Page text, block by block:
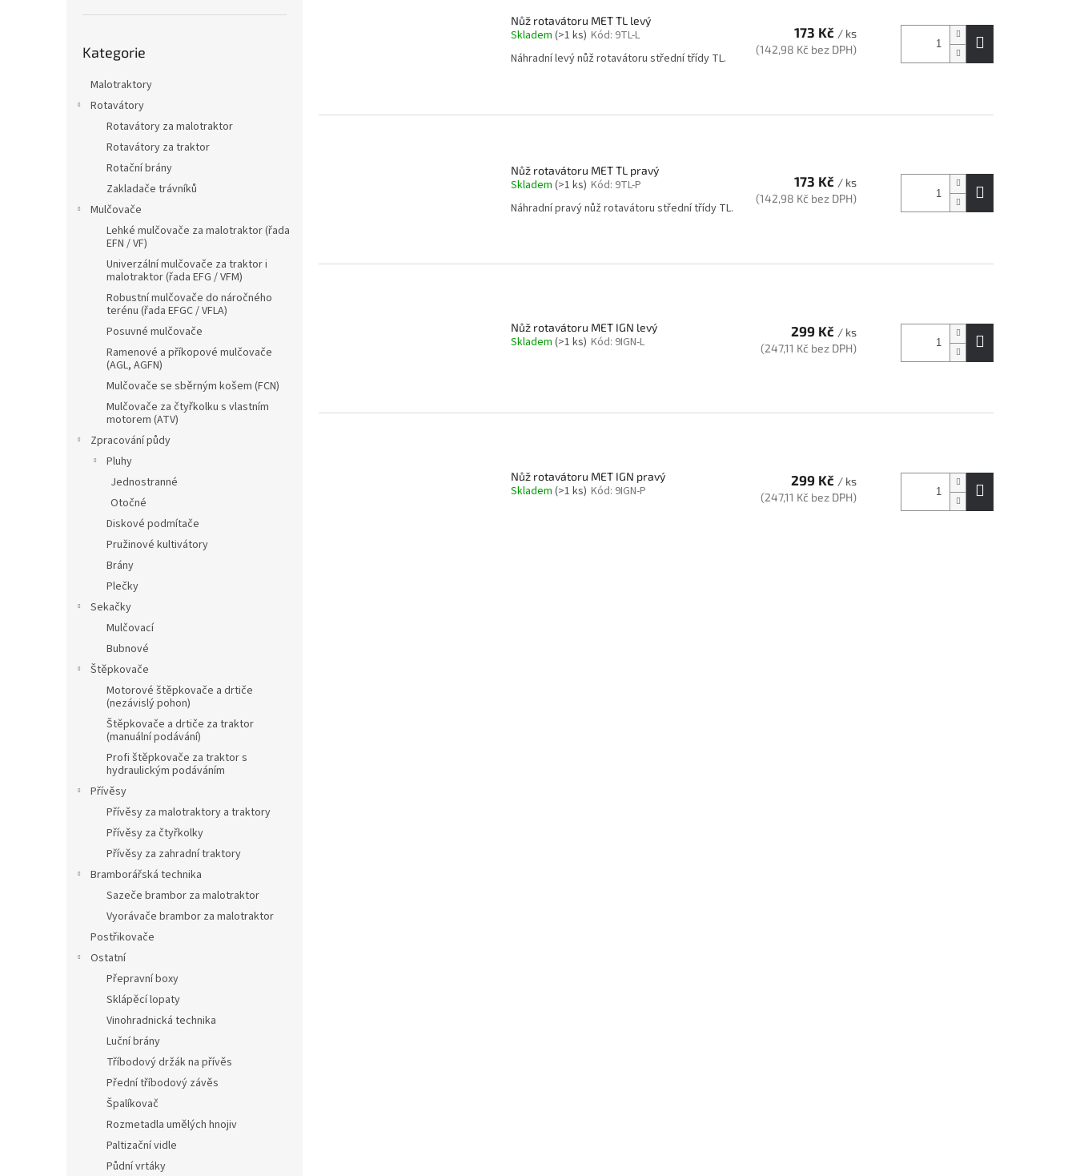
kategorie
Kategorie
Malotraktory
Rotavátory
Rotavátory za malotraktor
Rotavátory za traktor
Rotační brány
Zakladače trávníků
Mulčovače
Lehké mulčovače za malotraktor (řada
EFN / VF)
Univerzální mulčovače za traktor i
malotraktor (řada EFG / VFM)
Robustní mulčovače do náročného
terénu (řada EFGC / VFLA)
Posuvné mulčovače
Ramenové a příkopové mulčovače
(AGL, AGFN)
Mulčovače se sběrným košem (FCN)
Mulčovače za čtyřkolku s vlastním
motorem (ATV)
Zpracování půdy
Pluhy
Jednostranné
Otočné
Diskové podmítače
Pružinové kultivátory
Brány
Plečky
Sekačky
Mulčovací
Bubnové
Štěpkovače
Motorové štěpkovače a drtiče
(nezávislý pohon)
Štěpkovače a drtiče za traktor
(manuální podávání)
Profi štěpkovače za traktor s
hydraulickým podáváním
Přívěsy
Přívěsy za malotraktory a traktory
Přívěsy za čtyřkolky
Přívěsy za zahradní traktory
Bramborářská technika
Sazeče brambor za malotraktor
Vyorávače brambor za malotraktor
Postřikovače
Ostatní
Přepravní boxy
Sklápěcí lopaty
Vinohradnická technika
Luční brány
Tříbodový držák na přívěs
Přední tříbodový závěs
Špalíkovač
Rozmetadla umělých hnojiv
Paltizační vidle
Půdní vrtáky
Nůž rotavátoru MET TL levý
Skladem (>1 ks) Kód: 9TL-L
Náhradní levý nůž rotavátoru střední třídy TL.
173 Kč / ks
(142,98 Kč bez DPH)
Nůž rotavátoru MET TL pravý
Skladem (>1 ks) Kód: 9TL-P
Náhradní pravý nůž rotavátoru střední třídy TL.
173 Kč / ks
(142,98 Kč bez DPH)
Nůž rotavátoru MET IGN levý
Skladem (>1 ks) Kód: 9IGN-L
299 Kč / ks
(247,11 Kč bez DPH)
Nůž rotavátoru MET IGN pravý
Skladem (>1 ks) Kód: 9IGN-P
299 Kč / ks
(247,11 Kč bez DPH)